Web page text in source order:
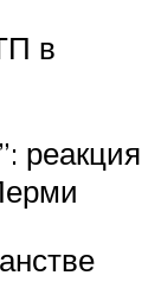
в
реакция